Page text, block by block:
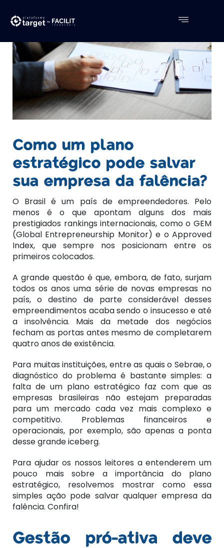
Como um plano
estratégico pode salvar
sua empresa da falência?
O Brasil é um país de empreendedores. Pelo
menos é o que apontam alguns dos mais
prestigiados rankings internacionais, como o GEM
(Global Entrepreneurship Monitor) e o Approved
Index, que sempre nos posicionam entre os
primeiros colocados.
A grande questão é que, embora, de fato, surjam
todos os anos uma série de novas empresas no
país, o destino de parte considerável desses
empreendimentos acaba sendo o insucesso e até
a insolvência. Mais da metade dos negócios
fecham as portas antes mesmo de completarem
quatro anos de existência.
Para muitas instituições, entre as quais o Sebrae, o
diagnóstico do problema é bastante simples: a
falta de um plano estratégico faz com que as
empresas brasileiras não estejam preparadas
para um mercado cada vez mais complexo e
competitivo. Problemas financeiros e
operacionais, por exemplo, são apenas a ponta
desse grande iceberg.
Para ajudar os nossos leitores a entenderem um
pouco mais sobre a importância do plano
estratégico, resolvemos mostrar como essa
simples ação pode salvar qualquer empresa da
falência. Confira!
Gestão pró-ativa deve